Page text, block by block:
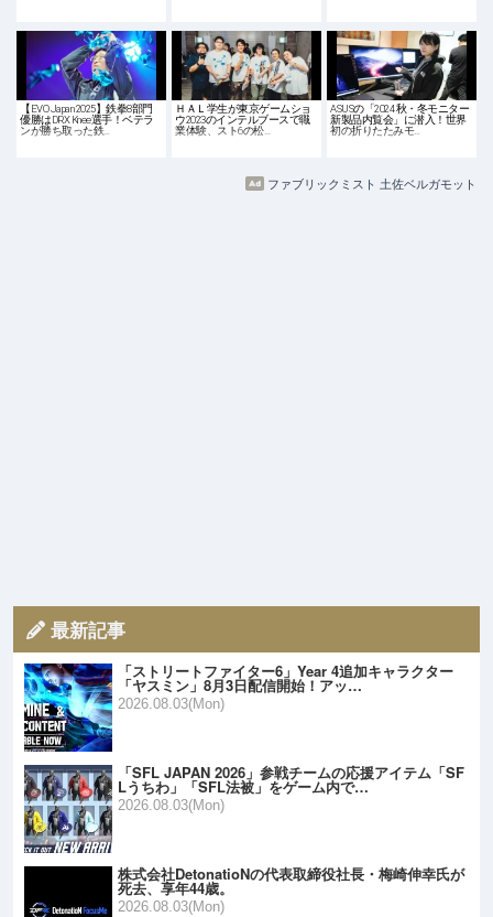
【EVO Japan 2025】鉄拳8部門
優勝はDRX Knee選手！ベテラ
ンが勝ち取った鉄…
ＨＡＬ学生が東京ゲームショ
ウ2023のインテルブースで職
業体験、スト6の松…
ASUSの「2024 秋・冬モニター
新製品内覧会」に潜入！世界
初の折りたたみモ…
ファブリックミスト 土佐ベルガモット
最新記事
「ストリートファイター6」Year 4追加キャラクター
「ヤスミン」8月3日配信開始！アッ…
2026.08.03(Mon)
「SFL JAPAN 2026」参戦チームの応援アイテム「SF
Lうちわ」「SFL法被」をゲーム内で…
2026.08.03(Mon)
株式会社DetonatioNの代表取締役社長・梅崎伸幸氏が
死去、享年44歳。
2026.08.03(Mon)